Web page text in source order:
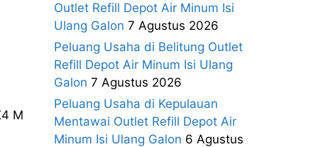
M
Outlet Refill Depot Air Minum Isi
Ulang Galon 7 Agustus 2026
Peluang Usaha di Belitung Outlet
Refill Depot Air Minum Isi Ulang
Galon 7 Agustus 2026
Peluang Usaha di Kepulauan
Mentawai Outlet Refill Depot Air
Minum Isi Ulang Galon 6 Agustus